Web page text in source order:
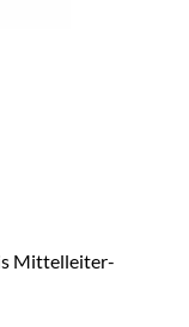
Mittelleiter-